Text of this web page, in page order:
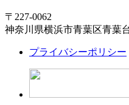
〒227-0062
神奈川県横浜市青葉区青葉
プライバシーポリシー